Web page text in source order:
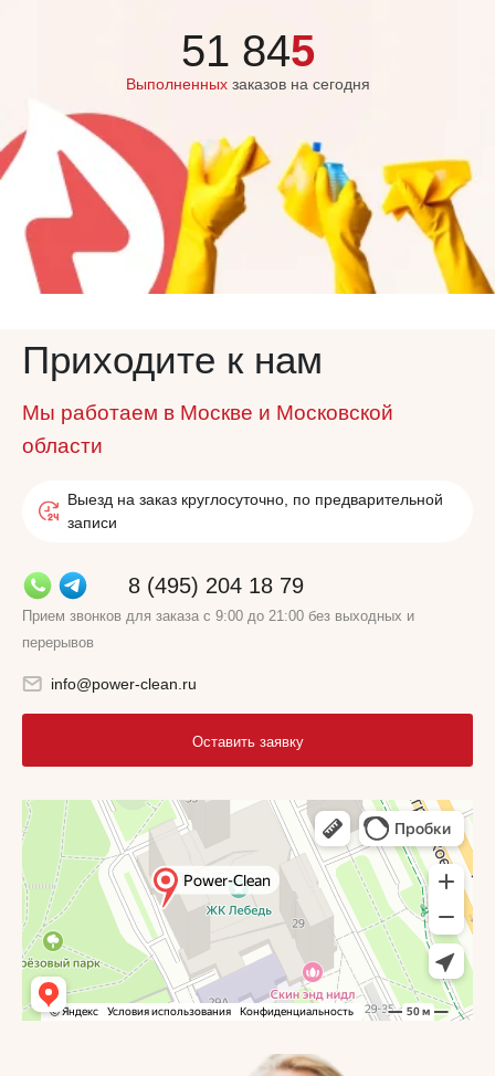
51 845
Выполненныхзаказов на сегодня
Приходите к нам
Мы работаем в Москве и Московской
области
Выезд на заказ круглосуточно, по предварительной
записи
8 (495) 204 18 79
Прием звонков для заказа с 9:00 до 21:00 без выходных и
перерывов
info@power-clean.ru
Оставить заявку